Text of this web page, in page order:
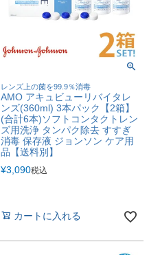
レンズ上の菌を99.9％消毒
AMO アキュビューリバイタレ
ンズ(360ml) 3本パック【2箱】
(合計6本)ソフトコンタクトレン
ズ用洗浄 タンパク除去 すすぎ
消毒 保存液 ジョンソン ケア用
品【送料別】
¥3,090税込
カートに入れる